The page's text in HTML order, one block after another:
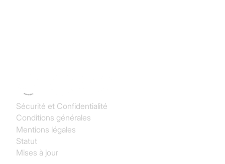
Sécurité et Confidentialité
Conditions générales
Mentions légales
Statut
Mises à jour